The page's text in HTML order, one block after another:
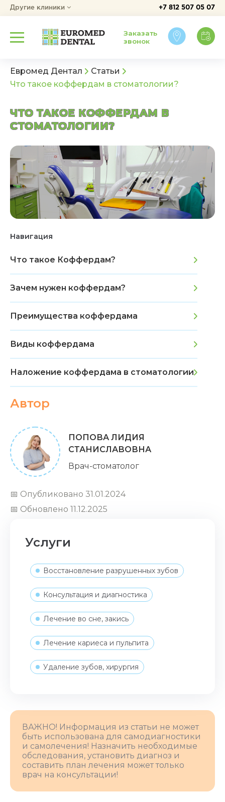
+7 812 507 05 07
Другие клиники
Заказать
звонок
Евромед Дентал
Статьи
Что такое коффердам в стоматологии?
ЧТО ТАКОЕ КОФФЕРДАМ В
СТОМАТОЛОГИИ?
Навигация
Что такое Коффердам?
Зачем нужен коффердам?
Преимущества коффердама
Виды коффердама
Наложение коффердама в стоматологии
Автор
ПОПОВА ЛИДИЯ
СТАНИСЛАВОВНА
Врач-стоматолог
📅 Опубликовано 31.01.2024
📅 Обновлено 11.12.2025
Услуги
Восстановление разрушенных зубов
Консультация и диагностика
Лечение во сне, закись
Лечение кариеса и пульпита
Удаление зубов, хирургия
ВАЖНО! Информация из статьи не может
быть использована для самодиагностики
и самолечения! Назначить необходимые
обследования, установить диагноз и
составить план лечения может только
врач на консультации!